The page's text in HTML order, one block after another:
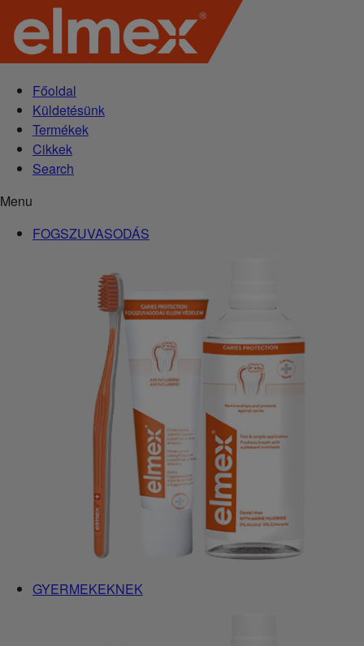
Főoldal
Küldetésünk
Termékek
Cikkek
Search
Menu
FOGSZUVASODÁS
GYERMEKEKNEK